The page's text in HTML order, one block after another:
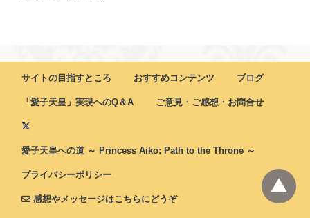
サイトの目指すところ おすすめコンテンツ ブログ
「愛子天皇」実現へのQ＆A ご意見・ご感想・お問合せ
愛子天皇への道 ～ Princess Aiko: Path to the Throne ～
プライバシーポリシー
感想やメッセージはこちらにどうぞ